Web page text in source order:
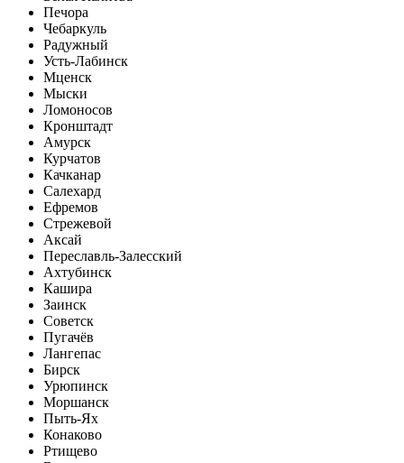
Печора
Чебаркуль
Радужный
Усть-Лабинск
Мценск
Мыски
Ломоносов
Кронштадт
Амурск
Курчатов
Качканар
Салехард
Ефремов
Стрежевой
Аксай
Переславль-Залесский
Ахтубинск
Кашира
Заинск
Советск
Пугачёв
Лангепас
Бирск
Урюпинск
Моршанск
Пыть-Ях
Конаково
Ртищево